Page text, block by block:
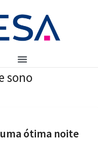
sono
ótima noite